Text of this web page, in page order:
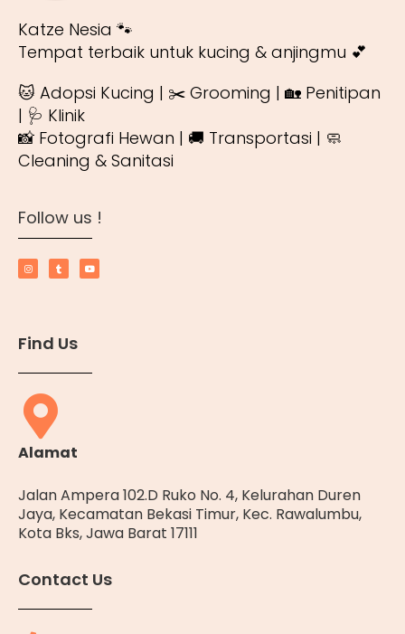
Katze Nesia 🐾
Tempat terbaik untuk kucing & anjingmu 💕
🐱 Adopsi Kucing | ✂️ Grooming | 🏡 Penitipan
| 🩺 Klinik
📸 Fotografi Hewan | 🚚 Transportasi | 🧼
Cleaning & Sanitasi
Follow us !
Find Us
Alamat
Jalan Ampera 102.D Ruko No. 4, Kelurahan Duren
Jaya, Kecamatan Bekasi Timur, Kec. Rawalumbu,
Kota Bks, Jawa Barat 17111
Contact Us